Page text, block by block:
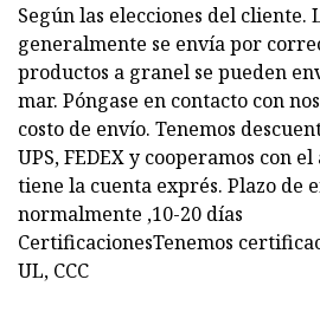
Según las elecciones del cliente.
generalmente se envía por
productos a granel se pueden
mar. Póngase en contacto con
costo de envío. Tenemos
UPS, FEDEX y cooperamos con
tiene la cuenta exprés. Plazo de
normalmente ,10-20 días
CertificacionesTenemos
UL, CCC